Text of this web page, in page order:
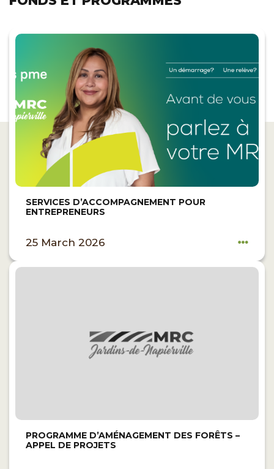
SERVICES D’ACCOMPAGNEMENT POUR
ENTREPRENEURS
25 March 2026
PROGRAMME D’AMÉNAGEMENT DES FORÊTS –
APPEL DE PROJETS